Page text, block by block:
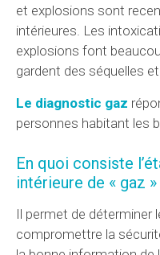
et explosions sont
intérieures. Les
explosions font
gardent des séquelles
Le diagnostic gaz
personnes habitant les
En quoi consiste
intérieure de « gaz
Il permet de déterminer
compromettre la